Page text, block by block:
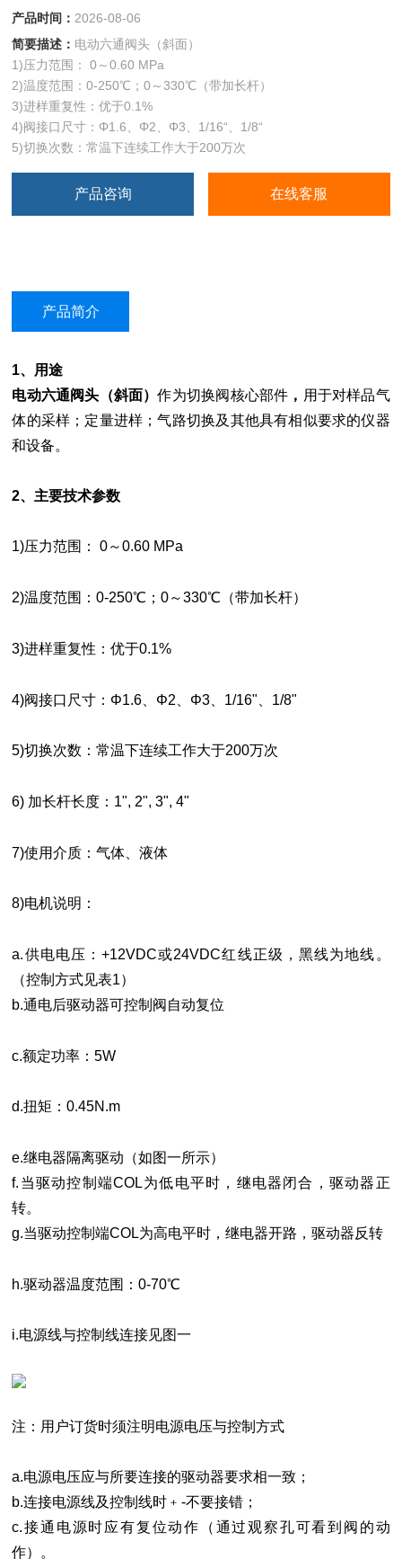
产品时间： 2026-08-06
简要描述： 电动六通阀头（斜面）
1)压力范围： 0～0.60 MPa
2)温度范围：0-250℃；0～330℃（带加长杆）
3)进样重复性：优于0.1%
4)阀接口尺寸：Φ1.6、Φ2、Φ3、1/16“、1/8“
5)切换次数：常温下连续工作大于200万次
产品咨询 在线客服
产品简介
1、用途
电动六通阀头（斜面）作为切换阀核心部件 ， 用于对样品气
体的采样；定量进样；气路切换及其他具有相似要求的仪器
和设备。
2、主要技术参数
1)压力范围： 0～0.60 MPa
2)温度范围：0-250℃；0～330℃（带加长杆）
3)进样重复性：优于0.1%
4)阀接口尺寸：Φ1.6、Φ2、Φ3、1/16"、1/8"
5)切换次数：常温下连续工作大于200万次
6) 加长杆长度：1", 2", 3", 4"
7)使用介质：气体、液体
8)电机说明：
a.供电电压：+12VDC或24VDC红线正级，黑线为地线。
（控制方式见表1）
b.通电后驱动器可控制阀自动复位
c.额定功率：5W
d.扭矩：0.45N.m
e.继电器隔离驱动（如图一所示）
f.当驱动控制端COL为低电平时，继电器闭合，驱动器正
转。
g.当驱动控制端COL为高电平时，继电器开路，驱动器反转
h.驱动器温度范围：0-70℃
i.电源线与控制线连接见图一
注：用户订货时须注明电源电压与控制方式
a.电源电压应与所要连接的驱动器要求相一致；
b.连接电源线及控制线时﹢-不要接错；
c.接通电源时应有复位动作（通过观察孔可看到阀的动
作）。